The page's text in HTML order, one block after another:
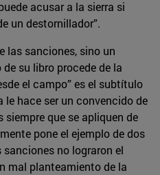
acusar a la sierra si
un destornillador”.
las sanciones, sino un
su libro procede de la
el campo” es el subtítulo
le hace ser un convencido de
que se apliquen de
pone el ejemplo de dos
no lograron el
mal planteamiento de la